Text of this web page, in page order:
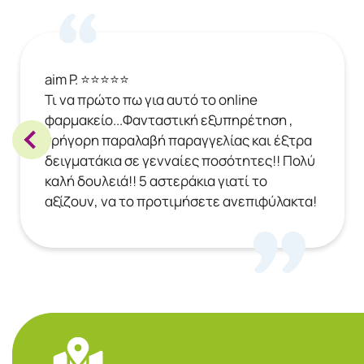
aim P. ⭐⭐⭐⭐⭐
Τι να πρώτο πω για αυτό το online
φαρμακείο...Φανταστική εξυπηρέτηση ,
γρήγορη παραλαβή παραγγελίας και έξτρα
δειγματάκια σε γενναίες ποσότητες!! Πολύ
καλή δουλειά!! 5 αστεράκια γιατί το
αξίζουν, να το προτιμήσετε ανεπιφύλακτα!